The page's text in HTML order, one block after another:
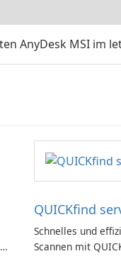
AnyDesk MSI im
QUICKfind
Schnelles und
Scannen mit